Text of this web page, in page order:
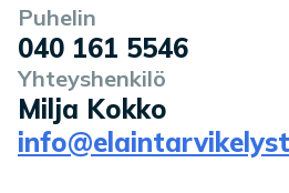
Puhelin
040 161 5546
Yhteyshenkilö
Milja Kokko